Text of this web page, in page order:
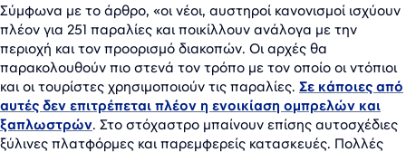
Σύμφωνα με το άρθρο, «οι νέοι, αυστηροί κανονισμοί ισχύουν
πλέον για 251 παραλίες και ποικίλλουν ανάλογα με την
περιοχή και τον προορισμό διακοπών. Οι αρχές θα
παρακολουθούν πιο στενά τον τρόπο με τον οποίο οι ντόπιοι
και οι τουρίστες χρησιμοποιούν τις παραλίες. Σε κάποιες από
αυτές δεν επιτρέπεται πλέον η ενοικίαση ομπρελών και
ξαπλωστρών. Στο στόχαστρο μπαίνουν επίσης αυτοσχέδιες
ξύλινες πλατφόρμες και παρεμφερείς κατασκευές. Πολλές